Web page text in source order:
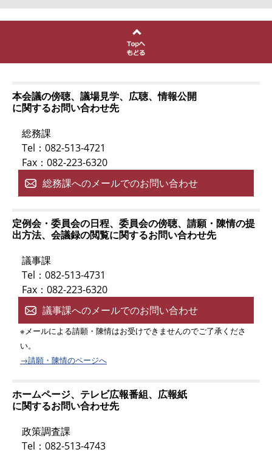
本会議の傍聴、議場見学、広聴、情報公開
に関するお問い合わせ先
総務課
Tel：082-513-4721
Fax：082-223-6320
総務課へのメールでのお問い合わせ
定例会・委員会の日程、委員会の傍聴、請願・陳情の提
出方法、会議録の閲覧に関するお問い合わせ先
議事課
Tel：082-513-4731
Fax：082-223-6320
議事課へのメールでのお問い合わせ
※メールによる請願・陳情はお受けできませんのでご了承くださ
い。
→請願・陳情のページへ
ホームページ、テレビ広報番組、広報紙
に関するお問い合わせ先
政策調査課
Tel：082-513-4743